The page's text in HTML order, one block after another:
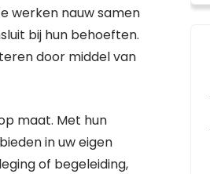
werken nauw samen
bij hun behoeften.
door middel van
maat. Met hun
in uw eigen
of begeleiding,